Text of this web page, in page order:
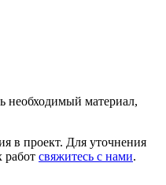
необходимый материал,
в проект. Для уточнения
работ свяжитесь с нами.